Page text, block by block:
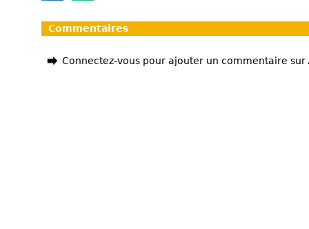
Commentaires
Connectez-vous pour ajouter un commentaire sur